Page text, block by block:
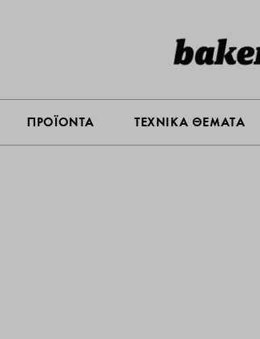
ΠΡΟΪΟΝΤΑ ΤΕΧΝΙΚΑ ΘΕΜΑΤΑ